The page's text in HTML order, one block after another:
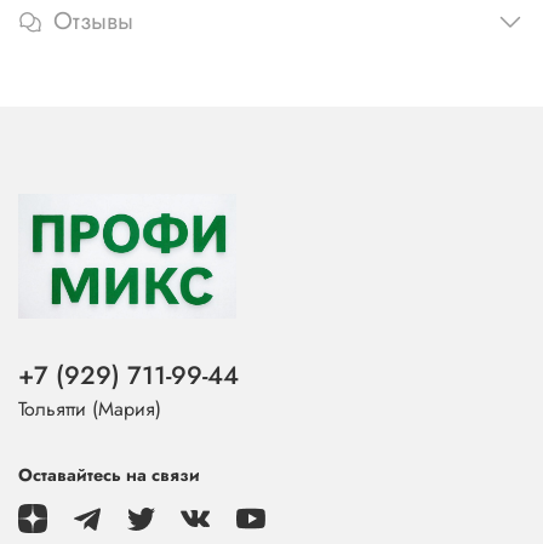
Отзывы
+7 (929) 711-99-44
Тольятти (Мария)
Оставайтесь на связи